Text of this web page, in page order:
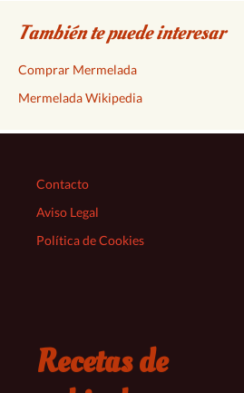
También te puede interesar
Comprar Mermelada
Mermelada Wikipedia
Contacto
Aviso Legal
Política de Cookies
Recetas de